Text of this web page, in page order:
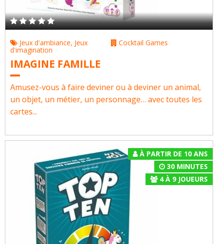
Jeux d'ambiance, Jeux
d'imagination
Cocktail Games
IMAGINE FAMILLE
Amusez-vous à faire deviner ou à deviner un animal,
un objet, un métier, un personnage… avec toutes les
cartes...
À PARTIR DE 10 ANS
30 MINUTES
4À 9JOUEURS